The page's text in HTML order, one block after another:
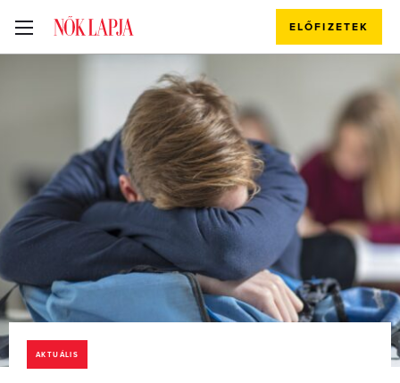
ELŐFIZETEK
AKTUÁLIS